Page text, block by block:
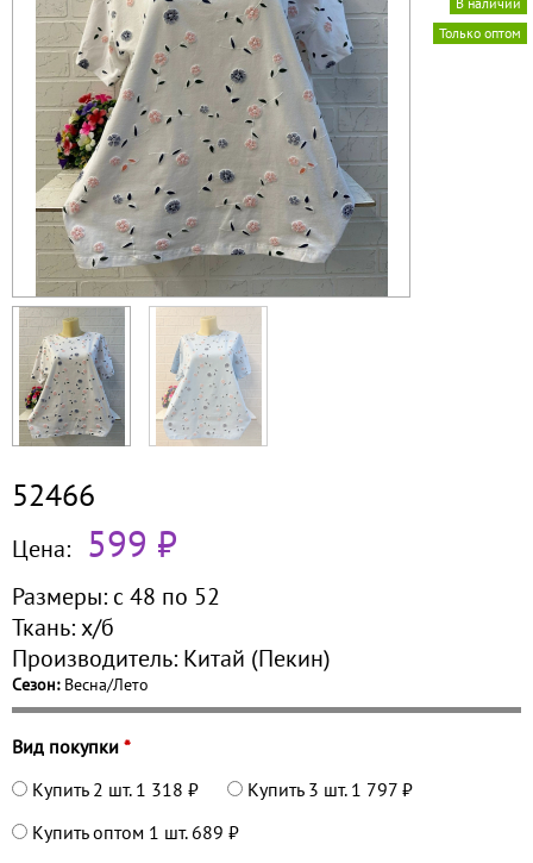
Только оптом
52466
Цена: 599 ₽
Размеры: с 48 по 52
Ткань:х/б
Производитель: Китай (Пекин)
Сезон: Весна/Лето
Вид покупки *
Купить 2 шт. 1 318 ₽ Купить 3 шт. 1 797 ₽
Купить оптом 1 шт. 689 ₽